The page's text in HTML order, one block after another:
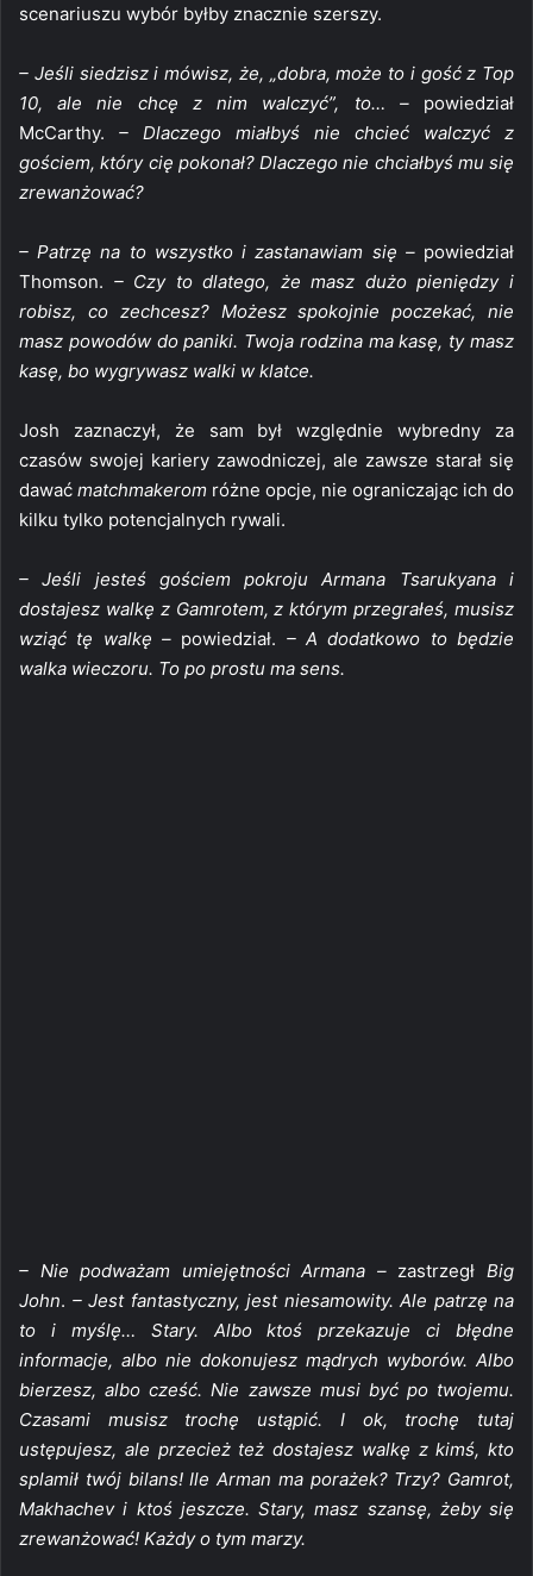
scenariuszu wybór byłby znacznie szerszy.
– Jeśli siedzisz i mówisz, że, „dobra, może to i gość z Top
10, ale nie chcę z nim walczyć”, to… –powiedział
McCarthy. – Dlaczego miałbyś nie chcieć walczyć z
gościem, który cię pokonał? Dlaczego nie chciałbyś mu się
zrewanżować?
– Patrzę na to wszystko i zastanawiam się –powiedział
Thomson. – Czy to dlatego, że masz dużo pieniędzy i
robisz, co zechcesz? Możesz spokojnie poczekać, nie
masz powodów do paniki. Twoja rodzina ma kasę, ty masz
kasę, bo wygrywasz walki w klatce.
Josh zaznaczył, że sam był względnie wybredny za
czasów swojej kariery zawodniczej, ale zawsze starał się
dawać matchmakerom różne opcje, nie ograniczając ich do
kilku tylko potencjalnych rywali.
– Jeśli jesteś gościem pokroju Armana Tsarukyana i
dostajesz walkę z Gamrotem, z którym przegrałeś, musisz
wziąć tę walkę – powiedział. – A dodatkowo to będzie
walka wieczoru. To po prostu ma sens.
– Nie podważam umiejętności Armana –zastrzegłBig
John. – Jest fantastyczny, jest niesamowity. Ale patrzę na
to i myślę… Stary. Albo ktoś przekazuje ci błędne
informacje, albo nie dokonujesz mądrych wyborów. Albo
bierzesz, albo cześć. Nie zawsze musi być po twojemu.
Czasami musisz trochę ustąpić. I ok, trochę tutaj
ustępujesz, ale przecież też dostajesz walkę z kimś, kto
splamił twój bilans! Ile Arman ma porażek? Trzy? Gamrot,
Makhachev i ktoś jeszcze. Stary, masz szansę, żeby się
zrewanżować! Każdy o tym marzy.